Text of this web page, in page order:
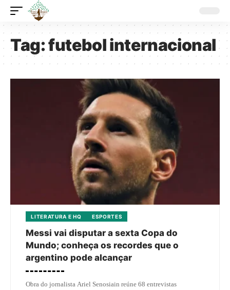
Tag:futebol internacional
LITERATURA E HQ ESPORTES
Messi vai disputar a sexta Copa do
Mundo; conheça os recordes que o
argentino pode alcançar
Obra do jornalista Ariel Senosiain reúne 68 entrevistas